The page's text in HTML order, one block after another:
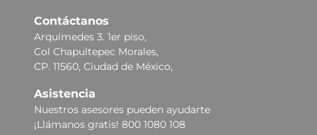
Contáctanos
Arquímedes 3. 1er piso,
Col Chapultepec Morales,
CP. 11560, Ciudad de México,
Asistencia
Nuestros asesores pueden ayudarte
¡Llámanos gratis! 800 1080 108